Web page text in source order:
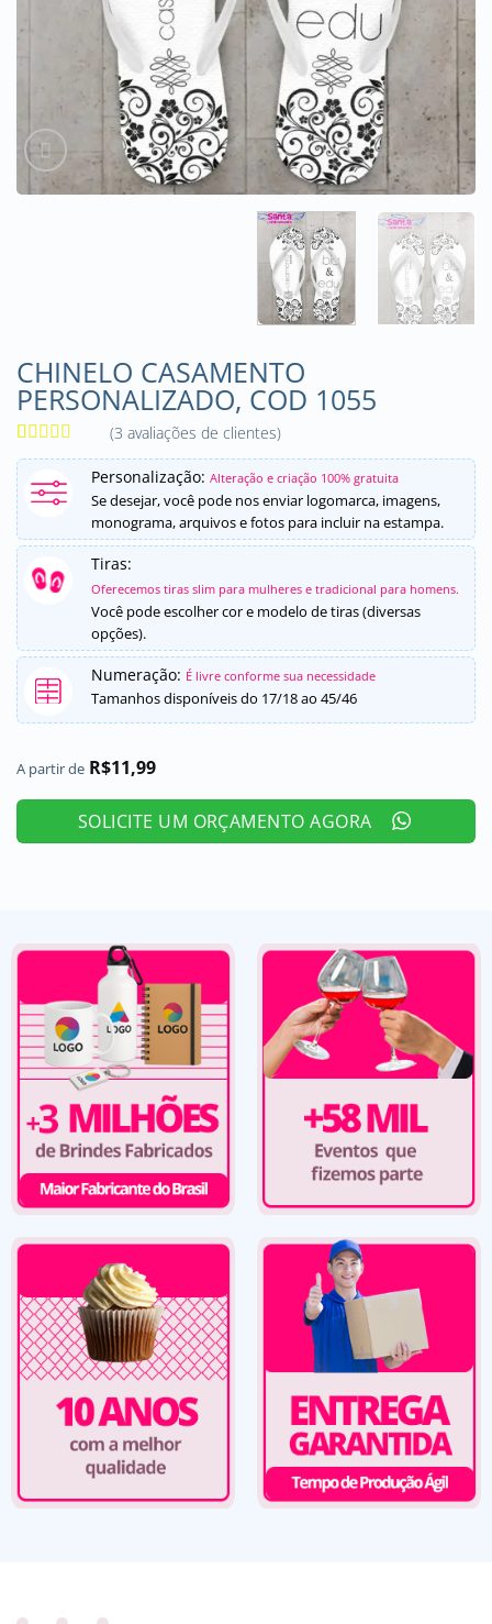
CHINELO CASAMENTO
PERSONALIZADO, COD 1055
Avaliado
como
de 5, com
baseado em
3
avaliações
de clientes
(3 avaliações de clientes)
Personalização: Alteração e criação 100% gratuita
Se desejar, você pode nos enviar logomarca, imagens,
monograma, arquivos e fotos para incluir na estampa.
Tiras:
Oferecemos tiras slim para mulheres e tradicional para homens.
Você pode escolher cor e modelo de tiras (diversas
opções).
Numeração: É livre conforme sua necessidade
Tamanhos disponíveis do 17/18 ao 45/46
A partir de R$11,99
SOLICITE UM ORÇAMENTO AGORA